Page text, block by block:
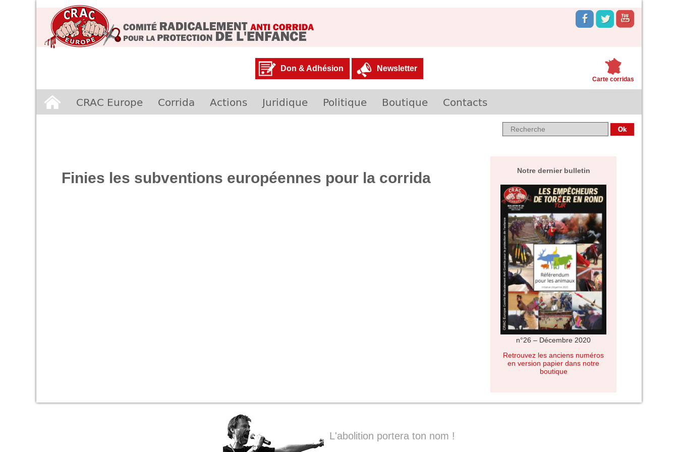
Don & Adhésion Newsletter
Carte corridas
Aller
au
CRAC Europe Corrida Actions Juridique Politique Boutique Contacts
Finies les subventions européennes pour la corrida Notre dernier bulletin
n°26 – Décembre 2020
Retrouvez les anciens numéros
en version papier dans notre
boutique
L'abolition portera ton nom !